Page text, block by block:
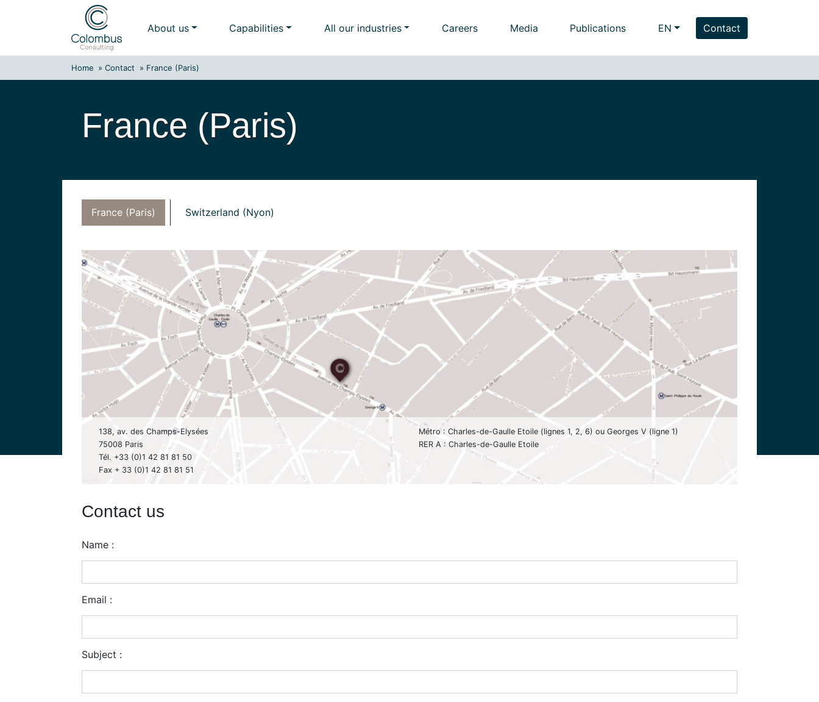
About us Capabilities All our industries Careers Media Publications EN Contact
Home »Contact » France (Paris)
France (Paris)
France (Paris) Switzerland (Nyon)
138, av. des Champs-Elysées
75008 Paris
Tél. +33 (0)1 42 81 81 50
Fax + 33 (0)1 42 81 81 51
Métro : Charles-de-Gaulle Etoile (lignes 1, 2, 6) ou Georges V (ligne 1)
RER A : Charles-de-Gaulle Etoile
Contact us
Name :
Email :
Subject :